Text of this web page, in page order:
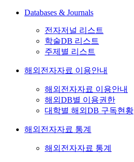
Databases & Journals
전자저널 리스트
학술DB 리스트
주제별 리스트
해외전자자료 이용안내
해외전자자료 이용안내
해외DB별 이용권한
대학별 해외DB 구독현황
해외전자자료 통계
해외전자자료 통계